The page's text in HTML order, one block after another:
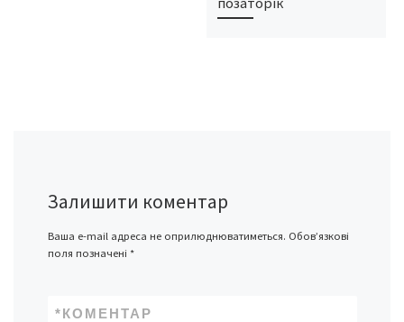
Залишити коментар
Ваша e-mail адреса не оприлюднюватиметься. Обов’язкові
поля позначені *
КОМЕНТАР
*